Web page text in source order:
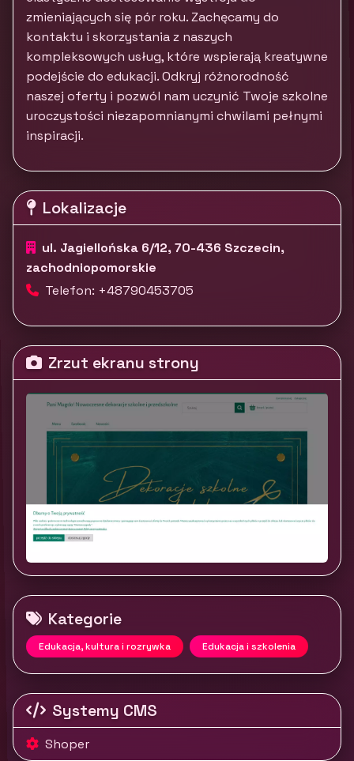
zmieniających się pór roku. Zachęcamy do
kontaktu i skorzystania z naszych
kompleksowych usług, które wspierają kreatywne
podejście do edukacji. Odkryj różnorodność
naszej oferty i pozwól nam uczynić Twoje szkolne
uroczystości niezapomnianymi chwilami pełnymi
inspiracji.
Lokalizacje
ul. Jagiellońska 6/12, 70-436 Szczecin,
zachodniopomorskie
Telefon: +48790453705
Zrzut ekranu strony
Kategorie
Edukacja, kultura i rozrywka Edukacja i szkolenia
Systemy CMS
Shoper